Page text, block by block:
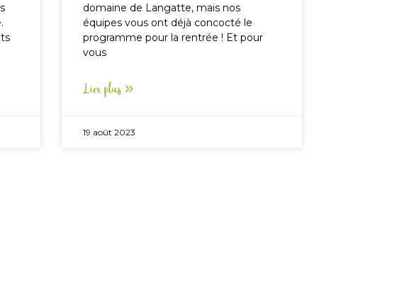
domaine de Langatte, mais nos
équipes vous ont déjà concocté le
programme pour la rentrée ! Et pour
vous
Lire plus »
19 août 2023